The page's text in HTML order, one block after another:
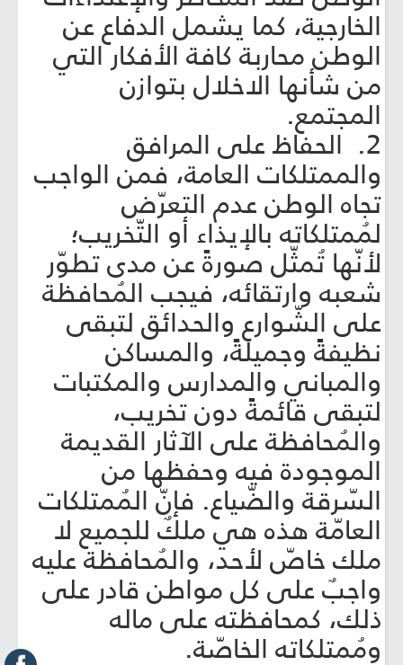
الخارجية، كما يشمل الدفاع عن
الوطن محاربة كافة الأفكار التي
من شأنها الاخلال بتوازن
المجتمع.
2. الحفاظ على المرافق
والممتلكات العامة، فمن الواجب
تجاه الوطن عدم التعرّض
لمُمتلكاته بالإيذاء أو التّخريب؛
لأنّها تُمثّل صورةً عن مدى تطوّر
شعبه وارتقائه، فيجب المُحافظة
على الشّوارع والحدائق لتبقى
نظيفةً وجميلةً، والمساكن
والمباني والمدارس والمكتبات
لتبقى قائمةً دون تخريب،
والمُحافظة على الآثار القديمة
الموجودة فيه وحفظها من
السّرقة والضّياع. فإنّ المُمتلكات
العامّة هذه هي ملكٌ للجميع لا
ملك خاصّ لأحد، والمُحافظة عليه
واجبٌ على كل مواطن قادر على
ذلك، كمحافظته على ماله
ومُمتلكاته الخاصّة.